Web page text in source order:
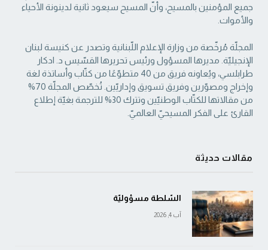
جميع المؤمنين بالمسيح، وأنّ المسيح ‏سيعود ثانية لدينونة الأحياء
والأموات. ‏
المجلّة مُرخّصة من وزارة الإعلام اللّبنانية وتصدر عن كنيسة لبنان
الإنجيليّة. مديرها المسؤول ‏ورئيس تحريرها القسّيس د. ادكار
طرابلسي، ويُعاونه فريق من 40 متطوّعًا من كتّاب وأساتذة لغة
‏وإخراج ومصوّرين وفريق تسويق وإداريّين. تُخصّص المجلّة 70%
من مقالاتها للكتّاب الوطنيّين ‏وتترك 30% للترجمة بغيّة إطلاع
القارئ على الفكر المسيحيّ العالميّ.‏
مقالات حديثة
السّلطة مسؤوليّة
آب 4, 2026